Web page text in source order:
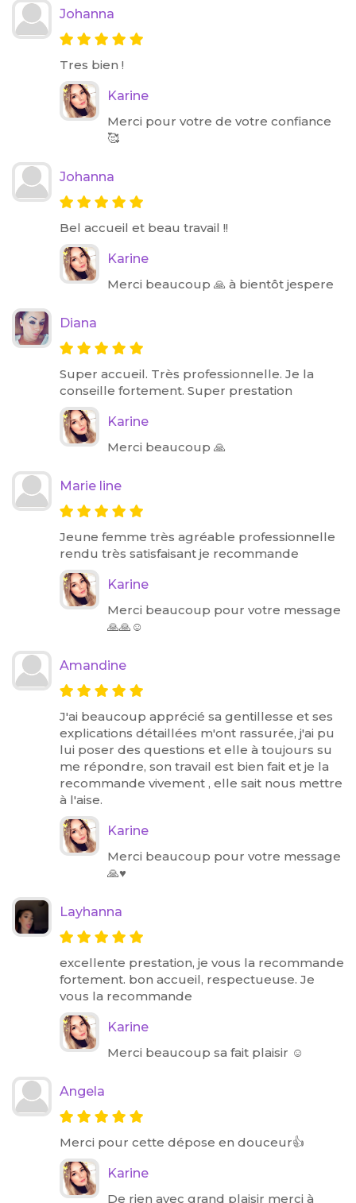
Johanna
Tres bien !
Karine
Merci pour votre de votre confiance
🥰
Johanna
Bel accueil et beau travail !!
Karine
Merci beaucoup 🙏 à bientôt jespere
Diana
Super accueil. Très professionnelle. Je la
conseille fortement. Super prestation
Karine
Merci beaucoup 🙏
Marie line
Jeune femme très agréable professionnelle
rendu très satisfaisant je recommande
Karine
Merci beaucoup pour votre message
🙏🙏☺️
Amandine
J'ai beaucoup apprécié sa gentillesse et ses
explications détaillées m'ont rassurée, j'ai pu
lui poser des questions et elle à toujours su
me répondre, son travail est bien fait et je la
recommande vivement , elle sait nous mettre
à l'aise.
Karine
Merci beaucoup pour votre message
🙏♥️
Layhanna
excellente prestation, je vous la recommande
fortement. bon accueil, respectueuse. Je
vous la recommande
Karine
Merci beaucoup sa fait plaisir ☺️
Angela
Merci pour cette dépose en douceur👍
Karine
De rien avec grand plaisir merci à